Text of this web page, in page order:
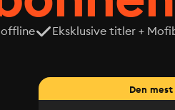
Eksklusive titler +
Den